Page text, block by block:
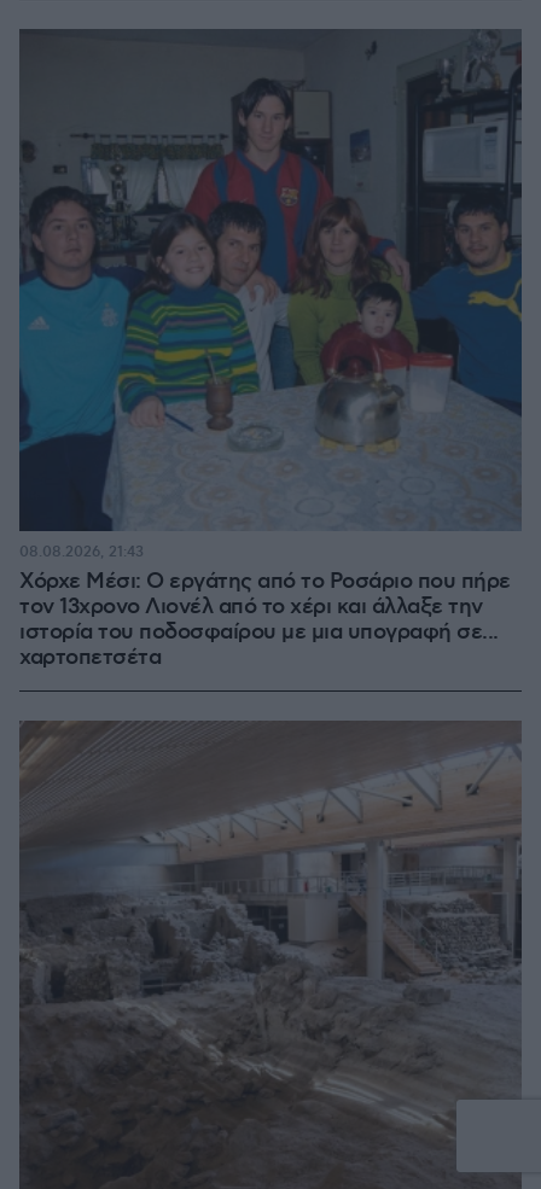
Χόρχε Μέσι: Ο εργάτης από το Ροσάριο που πήρε
τον 13χρονο Λιονέλ από το χέρι και άλλαξε την
ιστορία του ποδοσφαίρου με μια υπογραφή σε...
χαρτοπετσέτα
08.08.2026, 21:43